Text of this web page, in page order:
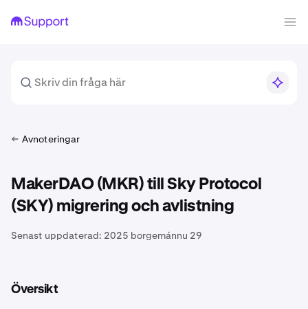
Avnoteringar
MakerDAO (MKR) till Sky Protocol
(SKY) migrering och avlistning
Senast uppdaterad: 2025 borgemánnu 29
Översikt